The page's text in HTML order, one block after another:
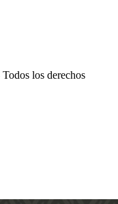
los derechos